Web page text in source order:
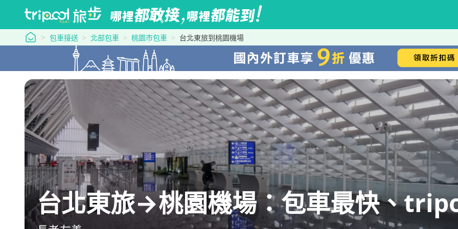
tripool 旅步
包車接送 北部包車 桃園市包車 台北東旅到桃園機場
台北東旅→桃園機場：包車最快、